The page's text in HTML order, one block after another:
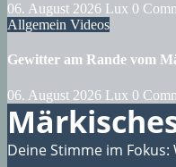
06. August 2026 Lux 0
Allgemein Videos
Gewitter am Rande vom
06. August 2026 Lux 0
Deine Stimme im